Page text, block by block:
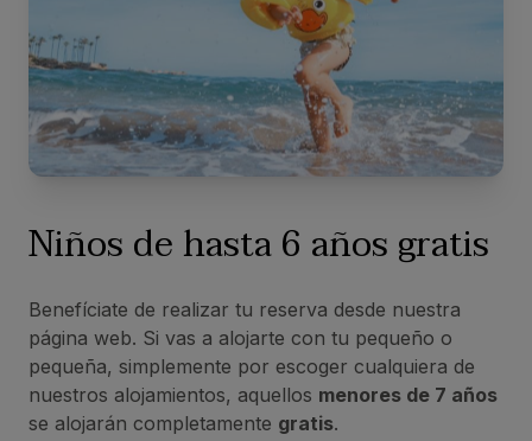
Niños de hasta 6 años gratis
Benefíciate de realizar tu reserva desde nuestra
página web. Si vas a alojarte con tu pequeño o
pequeña, simplemente por escoger cualquiera de
nuestros alojamientos, aquellos menores de 7 años
se alojarán completamente gratis.